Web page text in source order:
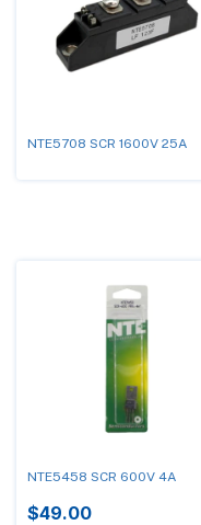
NTE5708 SCR 1600V 25A
NTE5458 SCR 600V 4A
$49.00